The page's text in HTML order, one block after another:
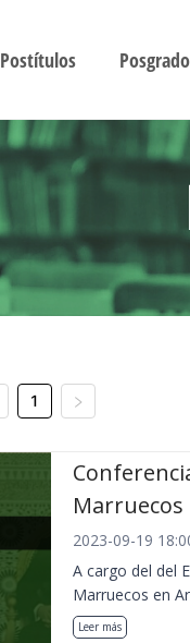
Postítulos
1
Marruecos
2023-09-19
A cargo del del
Marruecos en
Leer más